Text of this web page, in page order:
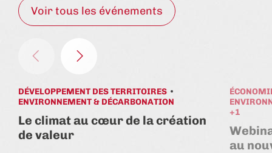
Voir tous les événements
DÉVELOPPEMENT DES TERRITOIRES
ENVIRONNEMENT & DÉCARBONATION
Le climat au cœur de la création
de valeur
+1
au